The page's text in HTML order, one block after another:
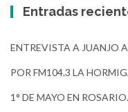
Entradas
ENTREVISTA A JUANJO
POR FM104.3 LA
1° DE MAYO EN ROSARIO.